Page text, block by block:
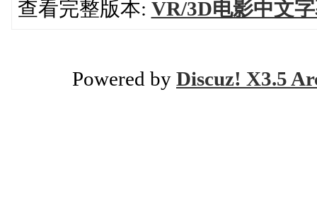
查看完整版本: VR/3D电影中文
Powered by Discuz! X3.5